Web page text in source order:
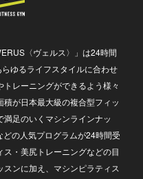
〈ヴェルス〉」は24時間
ゆるライフスタイルに合わせ
レーニングができるよう様々
が日本最大級の複合型フィッ
満足のいくマシンラインナッ
の人気プログラムが24時間受
・美尻トレーニングなどの目
ンに加え、マシンピラティス